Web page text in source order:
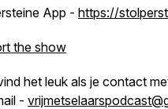
App - https://
the show
het leuk als je contact
-